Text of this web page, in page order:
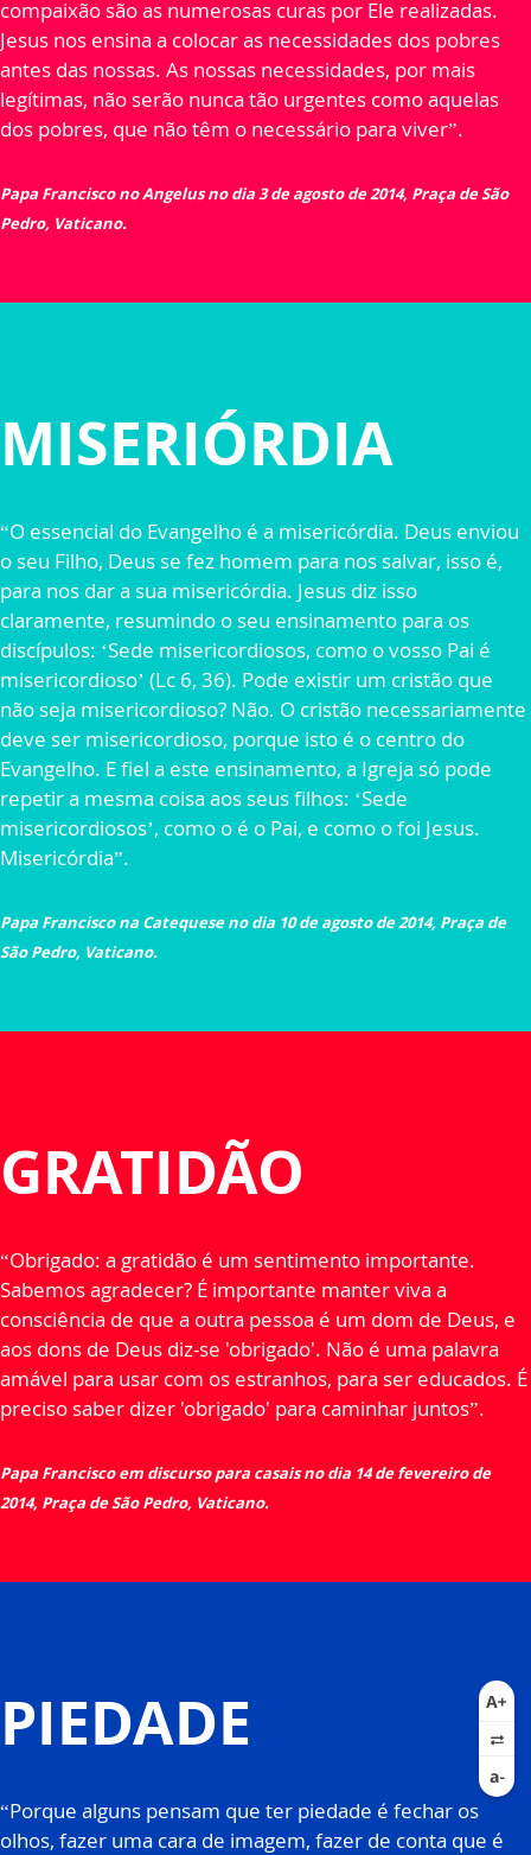
compaixão são as numerosas curas por Ele realizadas.
Jesus nos ensina a colocar as necessidades dos pobres
antes das nossas. As nossas necessidades, por mais
legítimas, não serão nunca tão urgentes como aquelas
dos pobres, que não têm o necessário para viver”.
Papa Francisco no Angelus no dia 3 de agosto de 2014, Praça de São
Pedro, Vaticano.
MISERIÓRDIA
“O essencial do Evangelho é a misericórdia. Deus enviou
o seu Filho, Deus se fez homem para nos salvar, isso é,
para nos dar a sua misericórdia. Jesus diz isso
claramente, resumindo o seu ensinamento para os
discípulos: ‘Sede misericordiosos, como o vosso Pai é
misericordioso’ (Lc 6, 36). Pode existir um cristão que
não seja misericordioso? Não. O cristão necessariamente
deve ser misericordioso, porque isto é o centro do
Evangelho. E fiel a este ensinamento, a Igreja só pode
repetir a mesma coisa aos seus filhos: ‘Sede
misericordiosos’, como o é o Pai, e como o foi Jesus.
Misericórdia”.
Papa Francisco na Catequese no dia 10 de agosto de 2014, Praça de
São Pedro, Vaticano.
GRATIDÃO
“Obrigado: a gratidão é um sentimento importante.
Sabemos agradecer? É importante manter viva a
consciência de que a outra pessoa é um dom de Deus, e
aos dons de Deus diz-se 'obrigado'. Não é uma palavra
amável para usar com os estranhos, para ser educados. É
preciso saber dizer 'obrigado' para caminhar juntos”.
Papa Francisco em discurso para casais no dia 14 de fevereiro de
2014, Praça de São Pedro, Vaticano.
PIEDADE
“Porque alguns pensam que ter piedade é fechar os
olhos, fazer uma cara de imagem, fazer de conta que é